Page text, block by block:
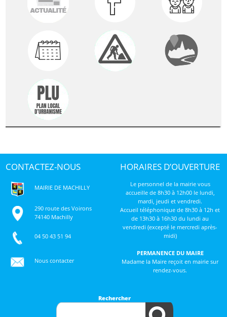
CONTACTEZ-NOUS
MAIRIE DE MACHILLY
290 route des Voirons
74140 Machilly
04 50 43 51 94
Nous contacter
HORAIRES D’OUVERTURE
Le personnel de la mairie vous
accueille de 8h30 à 12h00 le lundi,
mardi, jeudi et vendredi.
Accueil téléphonique de 8h30 à 12h et
de 13h30 à 16h30 du lundi au
vendredi (excepté le mercredi après-
midi)
PERMANENCE DU MAIRE
Madame la Maire reçoit en mairie sur
rendez-vous.
Rechercher